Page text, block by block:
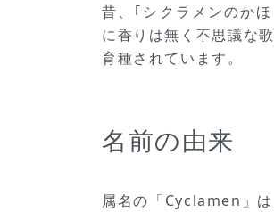
昔、｢シクラメンのか
に香りは無く不思議な
育種されています。
名前の由来
属名の「Cyclamen」